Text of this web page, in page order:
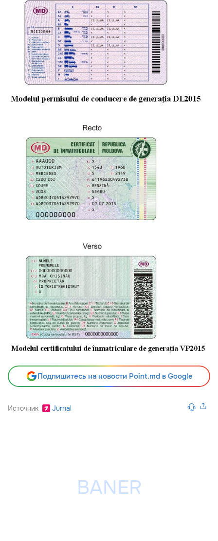
Подпишитесь на новости Point.md в Google
Источник Jurnal